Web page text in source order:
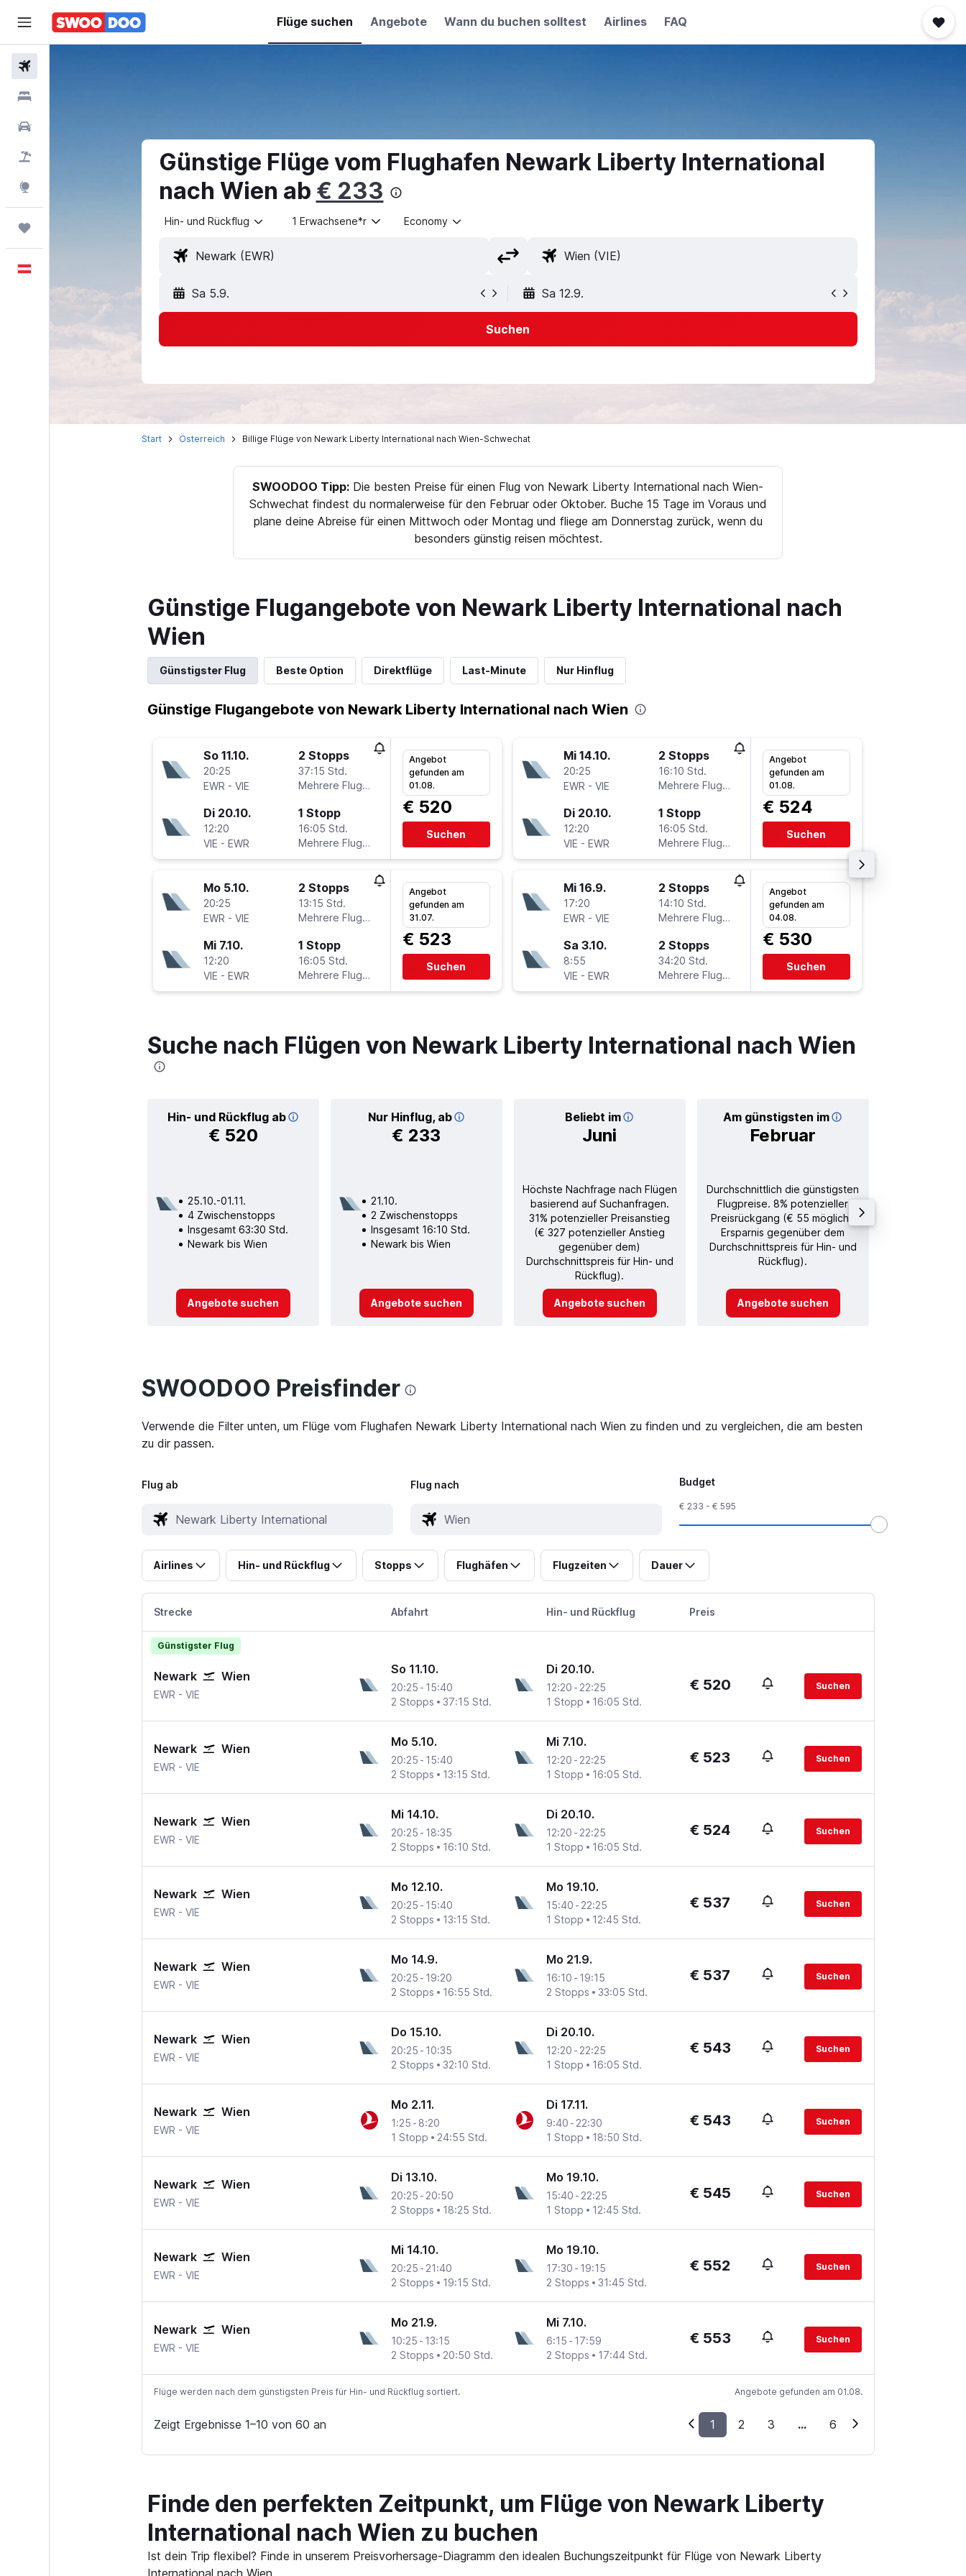
Flüge suchen Angebote Wann du buchen solltest Airlines FAQ
Günstige Flüge vom Flughafen Newark Liberty International
nach Wien ab € 233
Hin- und Rückflug 1 Erwachsene*r Economy
Sa 5.9. Sa 12.9.
Suchen
Start Österreich Billige Flüge von Newark Liberty International nach Wien-Schwechat
SWOODOO Tipp: Die besten Preise für einen Flug von Newark Liberty International nach Wien-
Schwechat findest du normalerweise für den Februar oder Oktober. Buche 15 Tage im Voraus und
plane deine Abreise für einen Mittwoch oder Montag und fliege am Donnerstag zurück, wenn du
besonders günstig reisen möchtest.
Günstige Flugangebote von Newark Liberty International nach
Wien
Günstigster Flug Beste Option Direktflüge Last-Minute Nur Hinflug
Günstige Flugangebote von Newark Liberty International nach Wien
So 11.10.
20:25
EWR - VIE
2 Stopps
37:15 Std.
Mehrere Fluglinien
Di 20.10.
12:20
VIE - EWR
1 Stopp
16:05 Std.
Mehrere Fluglinien
Angebot
gefunden am
01.08.
€ 520
Suchen
Mo 5.10.
20:25
EWR - VIE
2 Stopps
13:15 Std.
Mehrere Fluglinien
Mi 7.10.
12:20
VIE - EWR
1 Stopp
16:05 Std.
Mehrere Fluglinien
Angebot
gefunden am
31.07.
€ 523
Suchen
Mi 14.10.
20:25
EWR - VIE
2 Stopps
16:10 Std.
Mehrere Fluglinien
Di 20.10.
12:20
VIE - EWR
1 Stopp
16:05 Std.
Mehrere Fluglinien
Angebot
gefunden am
01.08.
€ 524
Suchen
Mi 16.9.
17:20
EWR - VIE
2 Stopps
14:10 Std.
Mehrere Fluglinien
Sa 3.10.
8:55
VIE - EWR
2 Stopps
34:20 Std.
Mehrere Fluglinien
Angebot
gefunden am
04.08.
€ 530
Suchen
Suche nach Flügen von Newark Liberty International nach Wien
Hin- und Rückflug ab
€ 520
Nur Hinflug, ab
€ 233
Beliebt im
Juni
Am günstigsten im
Februar
25.10.-01.11.
4 Zwischenstopps
Insgesamt 63:30 Std.
Newark bis Wien
Angebote suchen
21.10.
2 Zwischenstopps
Insgesamt 16:10 Std.
Newark bis Wien
Angebote suchen
Höchste Nachfrage nach Flügen
basierend auf Suchanfragen.
31% potenzieller Preisanstieg
(€ 327 potenzieller Anstieg
gegenüber dem)
Durchschnittspreis für Hin- und
Rückflug).
Angebote suchen
Durchschnittlich die günstigsten
Flugpreise. 8% potenzieller
Preisrückgang (€ 55 mögliche
Ersparnis gegenüber dem
Durchschnittspreis für Hin- und
Rückflug).
Angebote suchen
SWOODOO Preisfinder
Verwende die Filter unten, um Flüge vom Flughafen Newark Liberty International nach Wien zu finden und zu vergleichen, die am besten
zu dir passen.
Flug ab Flug nach Budget
€ 233 - € 595
Airlines Hin- und Rückflug Stopps Flughäfen Flugzeiten Dauer
Strecke Abfahrt Hin- und Rückflug Preis
Günstigster Flug
Newark Wien
EWR - VIE
So 11.10.
20:25 - 15:40
2 Stopps
37:15 Std.
Di 20.10.
12:20 - 22:25
1 Stopp
16:05 Std.
€ 520 Suchen
Newark Wien
EWR - VIE
Mo 5.10.
20:25 - 15:40
2 Stopps
13:15 Std.
Mi 7.10.
12:20 - 22:25
1 Stopp
16:05 Std.
€ 523 Suchen
Newark Wien
EWR - VIE
Mi 14.10.
20:25 - 18:35
2 Stopps
16:10 Std.
Di 20.10.
12:20 - 22:25
1 Stopp
16:05 Std.
€ 524 Suchen
Newark Wien
EWR - VIE
Mo 12.10.
20:25 - 15:40
2 Stopps
13:15 Std.
Mo 19.10.
15:40 - 22:25
1 Stopp
12:45 Std.
€ 537 Suchen
Newark Wien
EWR - VIE
Mo 14.9.
20:25 - 19:20
2 Stopps
16:55 Std.
Mo 21.9.
16:10 - 19:15
2 Stopps
33:05 Std.
€ 537 Suchen
Newark Wien
EWR - VIE
Do 15.10.
20:25 - 10:35
2 Stopps
32:10 Std.
Di 20.10.
12:20 - 22:25
1 Stopp
16:05 Std.
€ 543 Suchen
Newark Wien
EWR - VIE
Mo 2.11.
1:25 - 8:20
1 Stopp
24:55 Std.
Di 17.11.
9:40 - 22:30
1 Stopp
18:50 Std.
€ 543 Suchen
Newark Wien
EWR - VIE
Di 13.10.
20:25 - 20:50
2 Stopps
18:25 Std.
Mo 19.10.
15:40 - 22:25
1 Stopp
12:45 Std.
€ 545 Suchen
Newark Wien
EWR - VIE
Mi 14.10.
20:25 - 21:40
2 Stopps
19:15 Std.
Mo 19.10.
17:30 - 19:15
2 Stopps
31:45 Std.
€ 552 Suchen
Newark Wien
EWR - VIE
Mo 21.9.
10:25 - 13:15
2 Stopps
20:50 Std.
Mi 7.10.
6:15 - 17:59
2 Stopps
17:44 Std.
€ 553 Suchen
Flüge werden nach dem günstigsten Preis für Hin- und Rückflug sortiert. Angebote gefunden am 01.08.
Zeigt Ergebnisse 1–10 von 60 an 1 2 3 ... 6
Finde den perfekten Zeitpunkt, um Flüge von Newark Liberty
International nach Wien zu buchen
Ist dein Trip flexibel? Finde in unserem Preisvorhersage-Diagramm den idealen Buchungszeitpunkt für Flüge von Newark Liberty